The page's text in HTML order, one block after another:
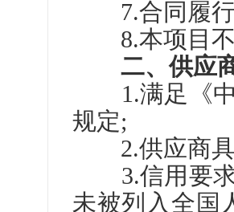
7.合同履行
8.本项目不
二、供应
1.满足《中
规定;
2.供应商具
3.信用要求
未被列入全国